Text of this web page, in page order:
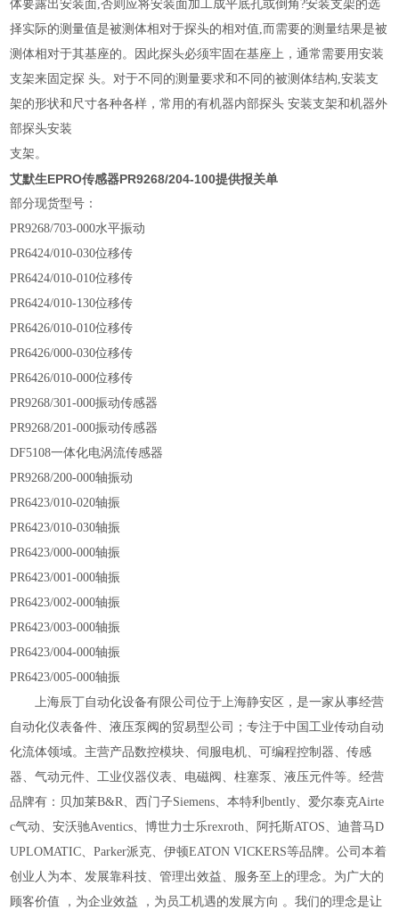
体要露出安装面,否则应将安装面加工成平底孔或倒角?安装支架的选
择实际的测量值是被测体相对于探头的相对值,而需要的测量结果是被
测体相对于其基座的。因此探头必须牢固在基座上，通常需要用安装
支架来固定探 头。对于不同的测量要求和不同的被测体结构,安装支
架的形状和尺寸各种各样，常用的有机器内部探头 安装支架和机器外
部探头安装
支架。
艾默生EPRO传感器PR9268/204-100提供报关单
部分现货型号：
PR9268/703-000水平振动
PR6424/010-030位移传
PR6424/010-010位移传
PR6424/010-130位移传
PR6426/010-010位移传
PR6426/000-030位移传
PR6426/010-000位移传
PR9268/301-000振动传感器
PR9268/201-000振动传感器
DF5108一体化电涡流传感器
PR9268/200-000轴振动
PR6423/010-020轴振
PR6423/010-030轴振
PR6423/000-000轴振
PR6423/001-000轴振
PR6423/002-000轴振
PR6423/003-000轴振
PR6423/004-000轴振
PR6423/005-000轴振
上海辰丁自动化设备有限公司位于上海静安区，是一家从事经营
自动化仪表备件、液压泵阀的贸易型公司；专注于中国工业传动自动
化流体领域。主营产品数控模块、伺服电机、可编程控制器、传感
器、气动元件、工业仪器仪表、电磁阀、柱塞泵、液压元件等。经营
品牌有：贝加莱B&R、西门子Siemens、本特利bently、爱尔泰克Airte
c气动、安沃驰Aventics、博世力士乐rexroth、阿托斯ATOS、迪普马D
UPLOMATIC、Parker派克、伊顿EATON VICKERS等品牌。公司本着
创业人为本、发展靠科技、管理出效益、服务至上的理念。为广大的
顾客价值
，为企业效益 ，为员工机遇的发展方向 。我们的理念是让